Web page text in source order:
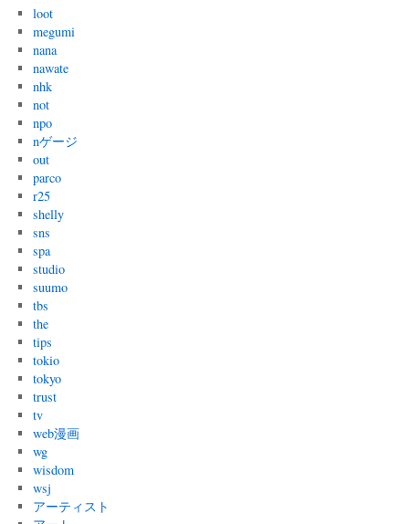
loot
megumi
nana
nawate
nhk
not
npo
nゲージ
out
parco
r25
shelly
sns
spa
studio
suumo
tbs
the
tips
tokio
tokyo
trust
tv
web漫画
wg
wisdom
wsj
アーティスト